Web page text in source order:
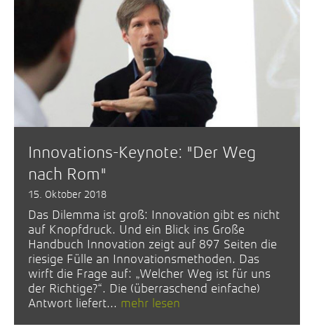
Innovations-Keynote: "Der Weg
nach Rom"
15. Oktober 2018
Das Dilemma ist groß: Innovation gibt es nicht
auf Knopfdruck. Und ein Blick ins Große
Handbuch Innovation zeigt auf 897 Seiten die
riesige Fülle an Innovationsmethoden. Das
wirft die Frage auf: „Welcher Weg ist für uns
der Richtige?“. Die (überraschend einfache)
Antwort liefert... mehr lesen